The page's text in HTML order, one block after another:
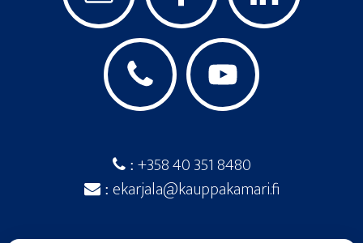
: +358 40 351 8480
: ekarjala@kauppakamari.fi